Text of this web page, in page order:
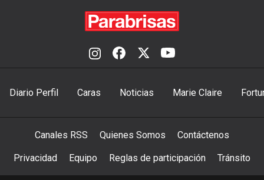
Diario Perfil Caras Noticias Marie Claire
Canales RSS Quienes Somos Contáctenos
Privacidad Equipo Reglas de participación Tránsito